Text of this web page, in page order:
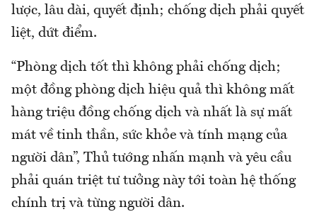
lược, lâu dài, quyết định; chống dịch phải quyết
liệt, dứt điểm.
“Phòng dịch tốt thì không phải chống dịch;
một đồng phòng dịch hiệu quả thì không mất
hàng triệu đồng chống dịch và nhất là sự mất
mát về tinh thần, sức khỏe và tính mạng của
người dân”, Thủ tướng nhấn mạnh và yêu cầu
phải quán triệt tư tưởng này tới toàn hệ thống
chính trị và từng người dân.